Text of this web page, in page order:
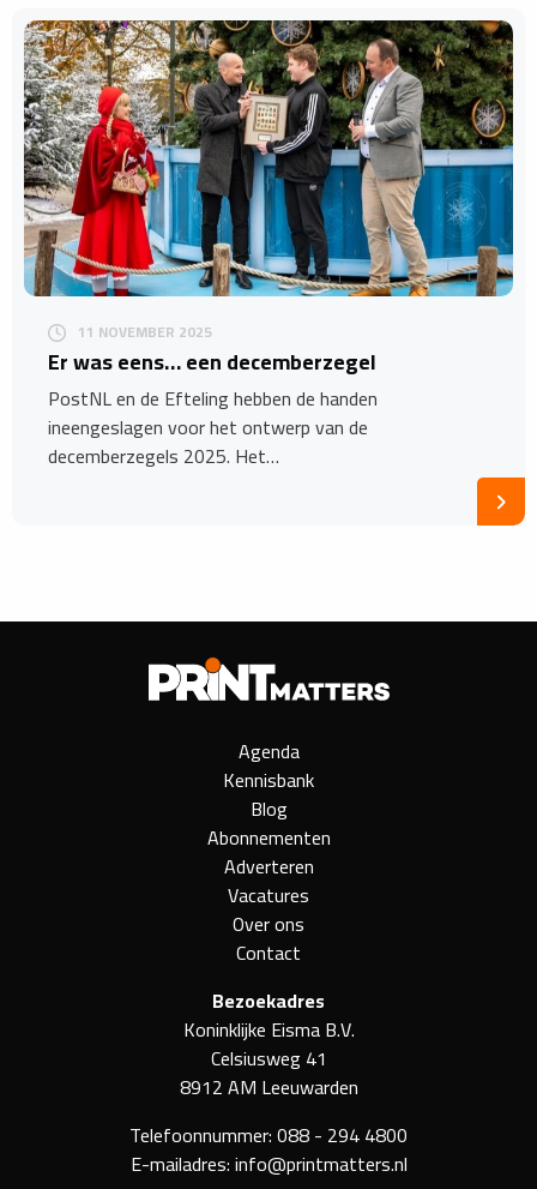
11 NOVEMBER 2025
Er was eens… een decemberzegel
PostNL en de Efteling hebben de handen
ineengeslagen voor het ontwerp van de
decemberzegels 2025. Het…
Agenda
Kennisbank
Blog
Abonnementen
Adverteren
Vacatures
Over ons
Contact
Bezoekadres
Koninklijke Eisma B.V.
Celsiusweg 41
8912 AM Leeuwarden
Telefoonnummer:088 - 294 4800
E-mailadres:info@printmatters.nl